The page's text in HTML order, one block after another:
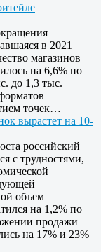
в 2021
магазинов
на 6,6% по
до 1,3 тыс.
точек…
вырастет на 10-
российский
с трудностями,
объем
на 1,2% по
продажи
на 17% и 23%